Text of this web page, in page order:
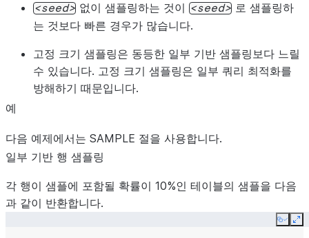
seed 없이 샘플링하는 것이 seed
로 샘플링하
는 것보다 빠른 경우가 많습니다.
고정 크기 샘플링은 동등한 일부 기반 샘플링보다 느릴
수 있습니다. 고정 크기 샘플링은 일부 쿼리 최적화를
방해하기 때문입니다.
예
다음 예제에서는 SAMPLE 절을 사용합니다.
일부 기반 행 샘플링
각 행이 샘플에 포함될 확률이 10%인 테이블의 샘플을 다음
과 같이 반환합니다.
Copy